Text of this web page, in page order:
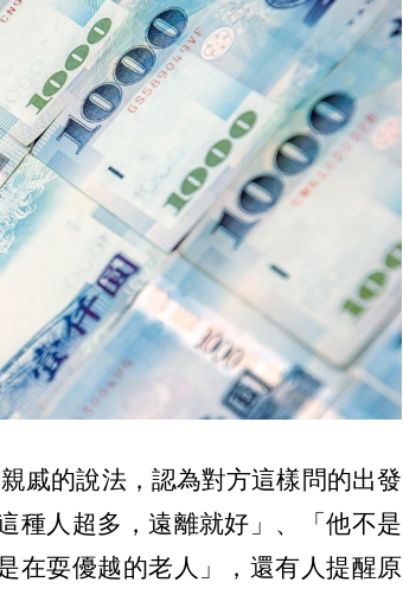
戚的說法，認為對方這樣問的出發
種人超多，遠離就好」、「他不是
在耍優越的老人」，還有人提醒原